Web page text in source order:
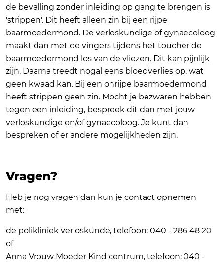
de bevalling zonder inleiding op gang te brengen is
'strippen'. Dit heeft alleen zin bij een rijpe
baarmoedermond. De verloskundige of gynaecoloog
maakt dan met de vingers tijdens het toucher de
baarmoedermond los van de vliezen. Dit kan pijnlijk
zijn. Daarna treedt nogal eens bloedverlies op, wat
geen kwaad kan. Bij een onrijpe baarmoedermond
heeft strippen geen zin. Mocht je bezwaren hebben
tegen een inleiding, bespreek dit dan met jouw
verloskundige en/of gynaecoloog. Je kunt dan
bespreken of er andere mogelijkheden zijn.
Vragen?
Heb je nog vragen dan kun je contact opnemen
met:
de polikliniek verloskunde, telefoon: 040 - 286 48 20
of
Anna Vrouw Moeder Kind centrum, telefoon: 040 -